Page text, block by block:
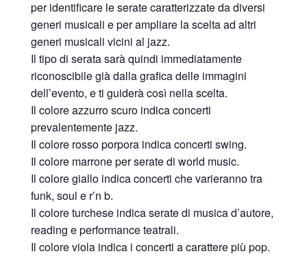
per identificare le serate caratterizzate da diversi
generi musicali e per ampliare la scelta ad altri
generi musicali vicini al jazz.
Il tipo di serata sarà quindi immediatamente
riconoscibile già dalla grafica delle immagini
dell’evento, e ti guiderà così nella scelta.
Il colore azzurro scuro indica concerti
prevalentemente jazz.
Il colore rosso porpora indica concerti swing.
Il colore marrone per serate di world music.
Il colore giallo indica concerti che varieranno tra
funk, soul e r’n b.
Il colore turchese indica serate di musica d’autore,
reading e performance teatrali.
Il colore viola indica i concerti a carattere più pop.